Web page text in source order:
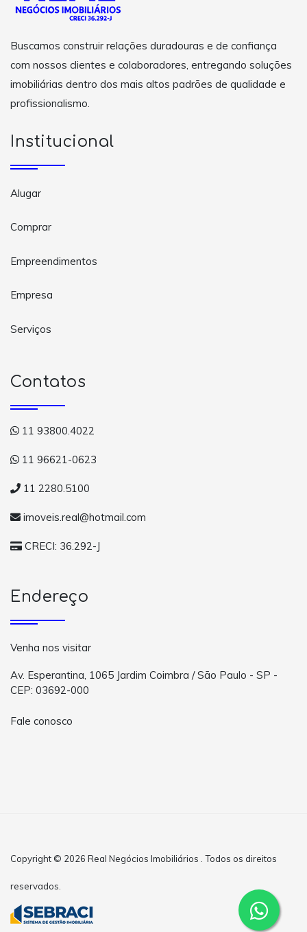
Buscamos construir relações duradouras e de confiança
com nossos clientes e colaboradores, entregando soluções
imobiliárias dentro dos mais altos padrões de qualidade e
profissionalismo.
Institucional
Alugar
Comprar
Empreendimentos
Empresa
Serviços
Contatos
11 93800.4022
11 96621-0623
11 2280.5100
imoveis.real@hotmail.com
CRECI: 36.292-J
Endereço
Venha nos visitar
Av. Esperantina, 1065 Jardim Coimbra / São Paulo - SP -
CEP: 03692-000
Fale conosco
Copyright © 2026 Real Negócios Imobiliários . Todos os direitos
reservados.